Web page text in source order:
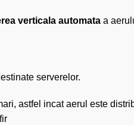
verticala automata a
serverelor.
astfel incat aerul este